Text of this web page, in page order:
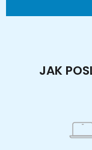
JAK